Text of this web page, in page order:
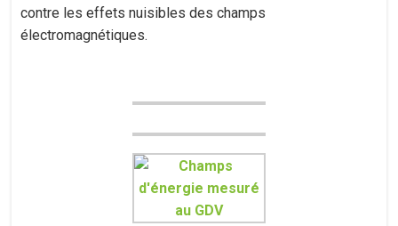
contre les effets nuisibles des champs
électromagnétiques.